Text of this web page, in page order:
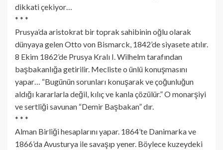
dikkati çekiyor…
* * *
Prusya’da aristokrat bir toprak sahibinin oğlu olarak
dünyaya gelen Otto von Bismarck, 1842’de siyasete atılır.
8 Ekim 1862’de Prusya Kralı I. Wilhelm tarafından
başbakanlığa getirilir. Mecliste o ünlü konuşmasını
yapar… “Bugünün sorunları konuşarak ve çoğunluğun
aldığı kararlarla değil, kılıç ve kanla çözülür.” O monarşiyi
ve sertliği savunan “Demir Başbakan” dır.
* * *
Alman Birliği hesaplarını yapar. 1864’te Danimarka ve
1866’da Avusturya ile savaşıp yener. Böylece kuzeydeki